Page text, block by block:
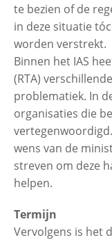
te bezien of de
in deze situatie
worden verstrekt.
Binnen het IAS
(RTA)
problematiek. In
organisaties die
wens van de
streven om deze
helpen.
Termijn
Vervolgens is het